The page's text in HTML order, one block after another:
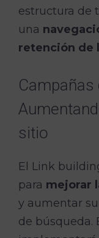
estructura de
una
retención de
Campañas
sitio
El Link
para mejorar
y aumentar
de búsqueda.